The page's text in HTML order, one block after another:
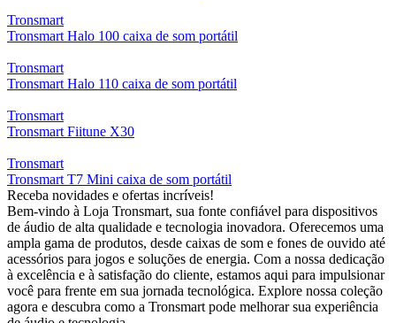
Tronsmart
Tronsmart Halo 100 caixa de som portátil
Tronsmart
Tronsmart Halo 110 caixa de som portátil
Tronsmart
Tronsmart Fiitune X30
Tronsmart
Tronsmart T7 Mini caixa de som portátil
Receba novidades e ofertas incríveis!
Bem-vindo à Loja Tronsmart, sua fonte confiável para dispositivos
de áudio de alta qualidade e tecnologia inovadora. Oferecemos uma
ampla gama de produtos, desde caixas de som e fones de ouvido até
acessórios para jogos e soluções de energia. Com a nossa dedicação
à excelência e à satisfação do cliente, estamos aqui para impulsionar
você para frente em sua jornada tecnológica. Explore nossa coleção
agora e descubra como a Tronsmart pode melhorar sua experiência